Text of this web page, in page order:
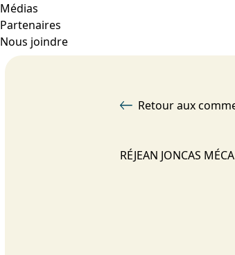
Médias
Partenaires
Nous joindre
Retour aux
RÉJEAN JONCAS